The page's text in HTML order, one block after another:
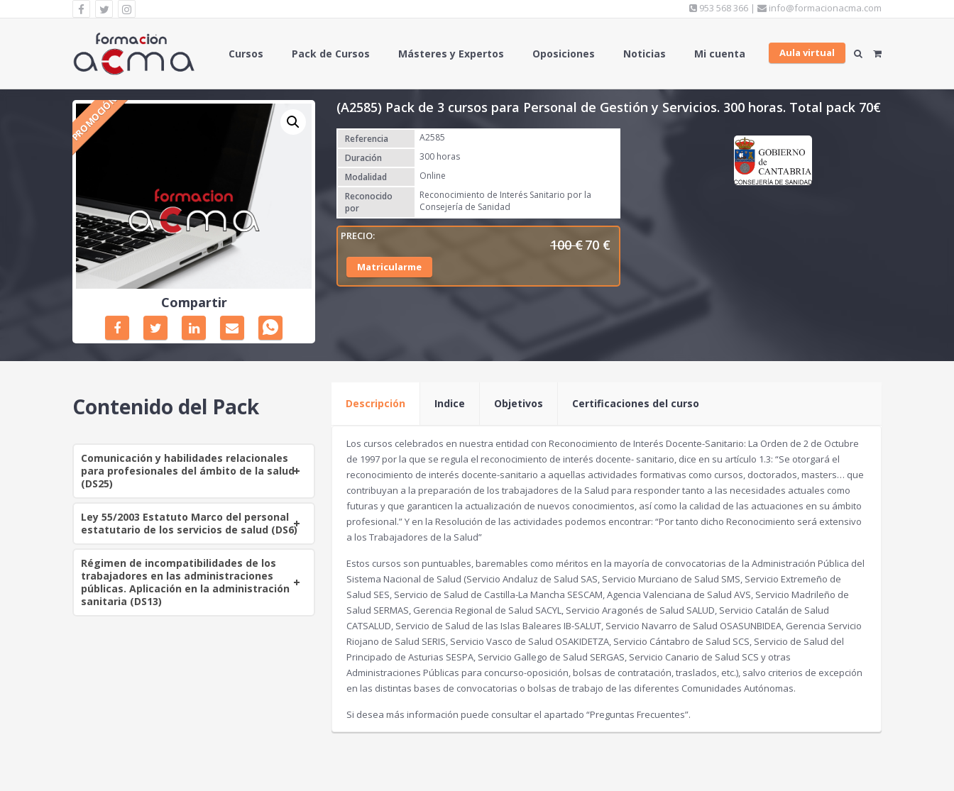
953 568 366 | info@formacionacma.com
Cursos Pack de Cursos Másteres y Expertos Oposiciones Noticias Mi cuenta Aula virtual
PROMOCIÓN
Compartir
(A2585) Pack de 3 cursos para Personal de Gestión y Servicios. 300 horas. Total pack 70€
Referencia
A2585
Duración
300 horas
Modalidad
Online
Reconocido
por
Reconocimiento de Interés Sanitario por la
Consejería de Sanidad
100€ E
p
i
g
n
l
e
r
a
:
1
0
0
70 €
p
t
u
a
l
s
:
7
0
€
.
Matricularme
Contenido del Pack
Comunicación y habilidades relacionales
para profesionales del ámbito de la salud
(DS25)
Ley 55/2003 Estatuto Marco del personal
estatutario de los servicios de salud (DS6)
Régimen de incompatibilidades de los
trabajadores en las administraciones
públicas. Aplicación en la administración
sanitaria (DS13)
Descripción Indice Objetivos Certificaciones del curso
Los cursos celebrados en nuestra entidad con Reconocimiento de Interés Docente-Sanitario: La Orden de 2 de Octubre
de 1997 por la que se regula el reconocimiento de interés docente- sanitario, dice en su artículo 1.3: “Se otorgará el
reconocimiento de interés docente-sanitario a aquellas actividades formativas como cursos, doctorados, masters… que
contribuyan a la preparación de los trabajadores de la Salud para responder tanto a las necesidades actuales como
futuras y que garanticen la actualización de nuevos conocimientos, así como la calidad de las actuaciones en su ámbito
profesional.” Y en la Resolución de las actividades podemos encontrar: “Por tanto dicho Reconocimiento será extensivo
a los Trabajadores de la Salud”
Estos cursos son puntuables, baremables como méritos en la mayoría de convocatorias de la Administración Pública del
Sistema Nacional de Salud (Servicio Andaluz de Salud SAS, Servicio Murciano de Salud SMS, Servicio Extremeño de
Salud SES, Servicio de Salud de Castilla-La Mancha SESCAM, Agencia Valenciana de Salud AVS, Servicio Madrileño de
Salud SERMAS, Gerencia Regional de Salud SACYL, Servicio Aragonés de Salud SALUD, Servicio Catalán de Salud
CATSALUD, Servicio de Salud de las Islas Baleares IB-SALUT, Servicio Navarro de Salud OSASUNBIDEA, Gerencia Servicio
Riojano de Salud SERIS, Servicio Vasco de Salud OSAKIDETZA, Servicio Cántabro de Salud SCS, Servicio de Salud del
Principado de Asturias SESPA, Servicio Gallego de Salud SERGAS, Servicio Canario de Salud SCS y otras
Administraciones Públicas para concurso-oposición, bolsas de contratación, traslados, etc.), salvo criterios de excepción
en las distintas bases de convocatorias o bolsas de trabajo de las diferentes Comunidades Autónomas.
Si desea más información puede consultar el apartado “Preguntas Frecuentes”.